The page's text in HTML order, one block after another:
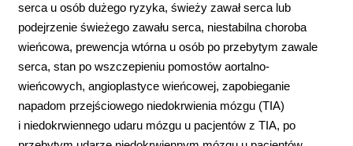
serca u osób dużego ryzyka, świeży zawał serca lub
podejrzenie świeżego zawału serca, niestabilna choroba
wieńcowa, prewencja wtórna u osób po przebytym zawale
serca, stan po wszczepieniu pomostów aortalno-
wieńcowych, angioplastyce wieńcowej, zapobieganie
napadom przejściowego niedokrwienia mózgu (TIA)
i niedokrwiennego udaru mózgu u pacjentów z TIA, po